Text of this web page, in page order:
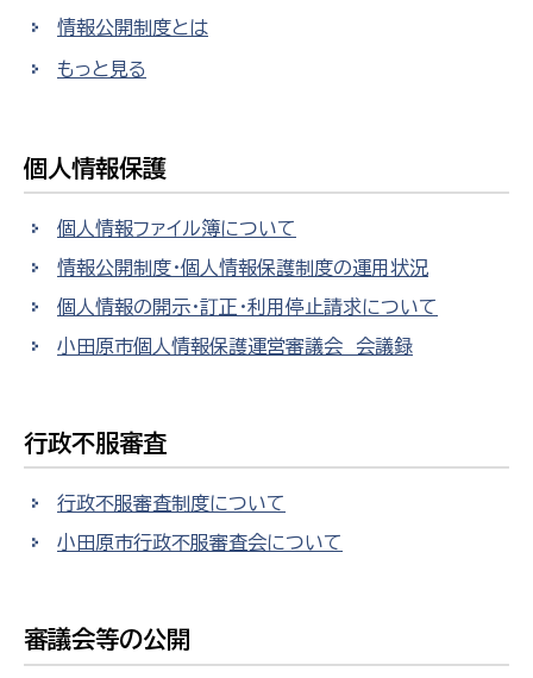
情報公開制度とは
もっと見る
個人情報保護
個人情報ファイル簿について
情報公開制度・個人情報保護制度の運用状況
個人情報の開示・訂正・利用停止請求について
小田原市個人情報保護運営審議会 会議録
行政不服審査
行政不服審査制度について
小田原市行政不服審査会について
審議会等の公開